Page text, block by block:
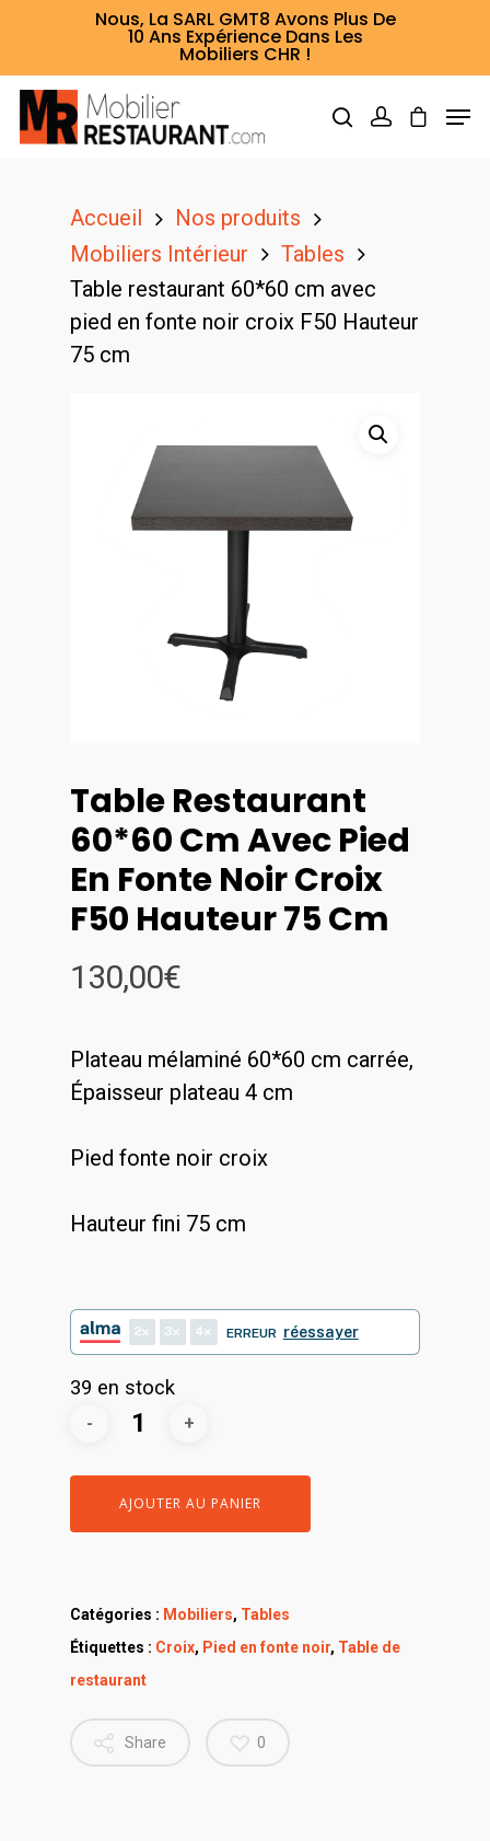
Nous, La SARL GMT8 Avons Plus De
10 Ans Expérience Dans Les
Mobiliers CHR !
Hit enter to search or ESC to close
Accueil
Nos produits
Mobiliers Intérieur
Tables
Table restaurant 60*60 cm avec
pied en fonte noir croix F50 Hauteur
75 cm
Table Restaurant
60*60 Cm Avec Pied
En Fonte Noir Croix
F50 Hauteur 75 Cm
130,00€
Plateau mélaminé 60*60 cm carrée,
Épaisseur plateau 4 cm
Pied fonte noir croix
Hauteur fini 75 cm
2 3 4 ERREUR réessayer
39 en stock
AJOUTER AU PANIER
Catégories : Mobiliers, Tables
Étiquettes : Croix, Pied en fonte noir, Table de
restaurant
Share 0